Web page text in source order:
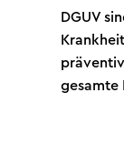
DGUV
gesamte